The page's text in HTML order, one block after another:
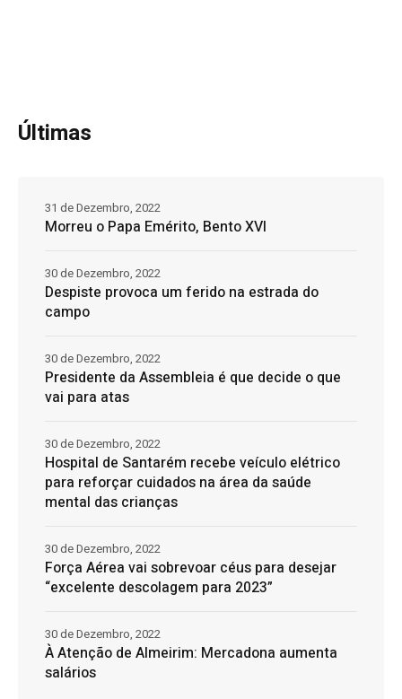
Últimas
Morreu o Papa Emérito, Bento XVI
31 de Dezembro, 2022
Despiste provoca um ferido na estrada do
campo
30 de Dezembro, 2022
Presidente da Assembleia é que decide o que
vai para atas
30 de Dezembro, 2022
Hospital de Santarém recebe veículo elétrico
para reforçar cuidados na área da saúde
mental das crianças
30 de Dezembro, 2022
Força Aérea vai sobrevoar céus para desejar
“excelente descolagem para 2023”
30 de Dezembro, 2022
À Atenção de Almeirim: Mercadona aumenta
salários
30 de Dezembro, 2022